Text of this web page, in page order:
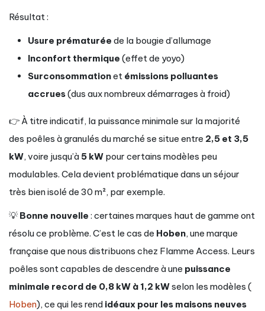
Résultat :
Usure prématurée de la bougie d’allumage
Inconfort thermique (effet de yoyo)
Surconsommationet émissions polluantes
accrues(dus aux nombreux démarrages à froid)
👉 À titre indicatif, la puissance minimale sur la majorité
des poêles à granulés du marché se situe entre 2,5 et 3,5
kW, voire jusqu’à 5 kW pour certains modèles peu
modulables. Cela devient problématique dans un séjour
très bien isolé de 30 m², par exemple.
💡 Bonne nouvelle : certaines marques haut de gamme ont
résolu ce problème. C’est le cas de Hoben, une marque
française que nous distribuons chez Flamme Access. Leurs
poêles sont capables de descendre à une puissance
minimale record de 0,8 kW à 1,2 kWselon les modèles (
Hoben), ce qui les rend idéaux pour les maisons neuves